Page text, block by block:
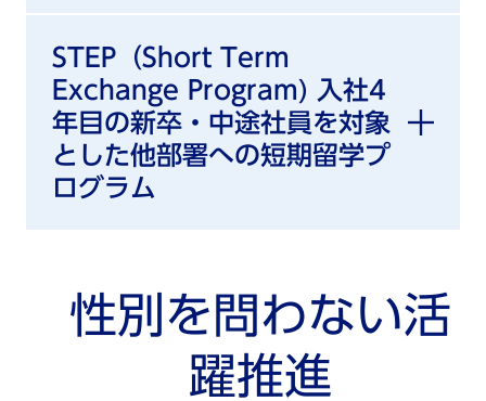
STEP（Short Term
Exchange Program) 入社4
年目の新卒・中途社員を対象
とした他部署への短期留学プ
ログラム
性別を問わない活
躍推進